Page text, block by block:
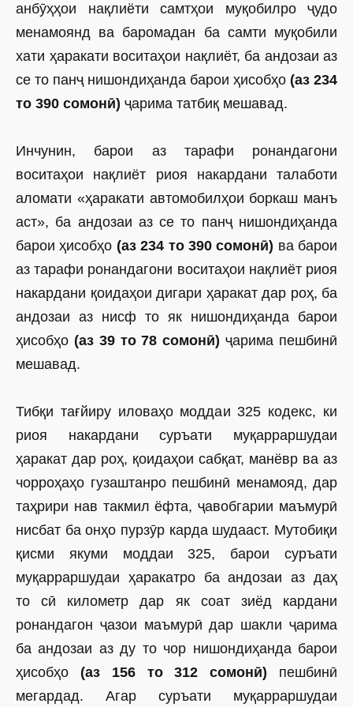
анбӯҳҳои нақлиёти самтҳои муқобилро ҷудо
менамоянд ва баромадан ба самти муқобили
хати ҳаракати воситаҳои нақлиёт, ба андозаи аз
се то панҷ нишондиҳанда барои ҳисобҳо (аз 234
то 390 сомонӣ) ҷарима татбиқ мешавад.
Инчунин, барои аз тарафи ронандагони
воситаҳои нақлиёт риоя накардани талаботи
аломати «ҳаракати автомобилҳои боркаш манъ
аст», ба андозаи аз се то панҷ нишондиҳанда
барои ҳисобҳо (аз 234 то 390 сомонӣ) ва барои
аз тарафи ронандагони воситаҳои нақлиёт риоя
накардани қоидаҳои дигари ҳаракат дар роҳ, ба
андозаи аз нисф то як нишондиҳанда барои
ҳисобҳо (аз 39 то 78 сомонӣ) ҷарима пешбинӣ
мешавад.
Тибқи тағйиру иловаҳо моддаи 325 кодекс, ки
риоя накардани суръати муқарраршудаи
ҳаракат дар роҳ, қоидаҳои сабқат, ­манёвр ва аз
чорроҳаҳо гузаштанро пешбинӣ менамояд, дар
таҳрири нав такмил ёфта, ҷавобгарии маъмурӣ
нисбат ба онҳо пурзӯр карда шудааст. Мутобиқи
қисми якуми моддаи 325, барои суръати
муқарраршудаи ҳаракатро ба андозаи аз даҳ
то
сӣ километр дар як соат зиёд кардани
ронандагон ҷазои маъмурӣ дар шакли ҷарима
ба андозаи аз ду то чор нишондиҳанда барои
ҳисобҳо (аз 156 то 312 сомонӣ) пешбинӣ
мегардад. Агар суръати муқарраршудаи